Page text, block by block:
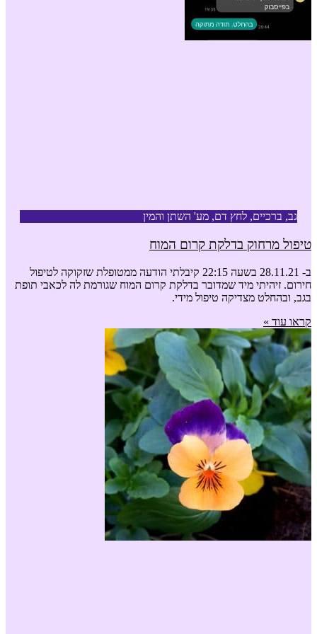
גב, ברכיים, לחץ דם, מע' השתן והמין
טיפול מרחוק בדלקת קרום המוח
ב- 28.11.21 בשעה 22:15 קיבלתי הודעה ממטופלת שזקוקה לטיפול
חירום. זיהיתי מיד שמדובר בדלקת קרום המוח שגורמת לה לכאבי תופת
בגב, ובהחלט מצדיקה טיפול מידי.
קראו עוד »